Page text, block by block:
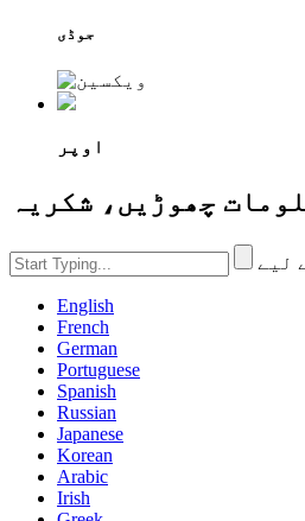
جوڈی
اوپر
English
French
German
Portuguese
Spanish
Russian
Japanese
Korean
Arabic
Irish